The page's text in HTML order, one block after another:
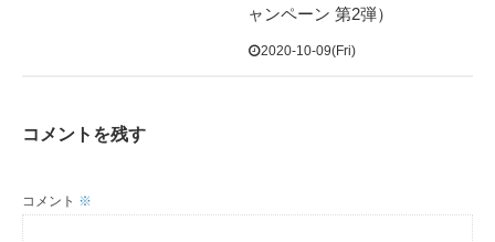
ャンペーン 第2弾）
2020-10-09(Fri)
コメントを残す
コメント ※